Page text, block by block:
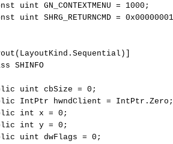
uint SHRG_RETURNCMD =
SHINFO
uint cbSize = 0;
IntPtr hwndClient =
int x = 0;
int y = 0;
uint dwFlags = 0;